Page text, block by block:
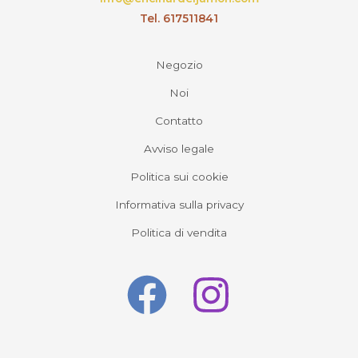
Tel. 617511841
Negozio
Noi
Contatto
Avviso legale
Politica sui cookie
Informativa sulla privacy
Politica di vendita